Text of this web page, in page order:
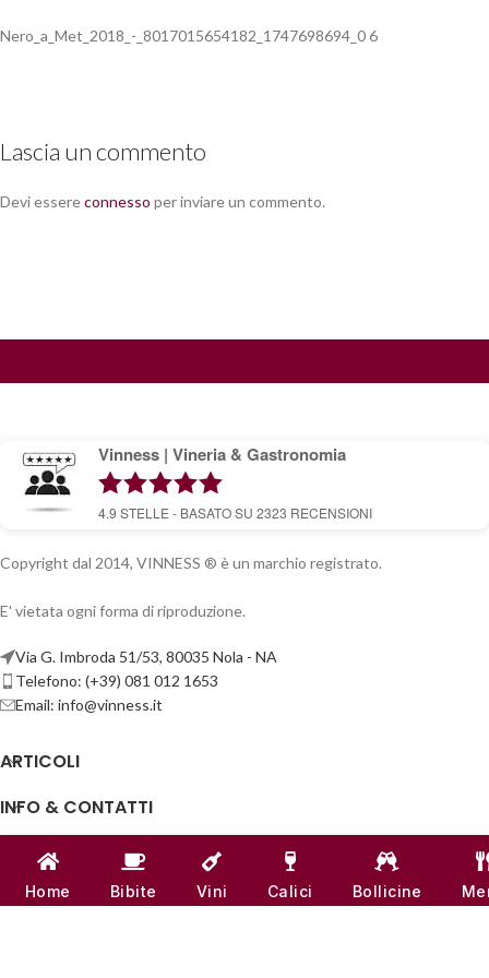
Nero_a_Met_2018_-_8017015654182_1747698694_0 6
Lascia un commento
Devi essereconnesso per inviare un commento.
Vinness | Vineria & Gastronomia
4.9 STELLE - BASATO SU 2323 RECENSIONI
Copyright dal 2014, VINNESS ® è un marchio registrato.
E' vietata ogni forma di riproduzione.
Via G. Imbroda 51/53, 80035 Nola - NA
Telefono: (+39) 081 012 1653
Email: info@vinness.it
ARTICOLI
INFO & CONTATTI
LINK UTILI
CANALI SOCIAL
Home Bibite Vini Calici Bollicine